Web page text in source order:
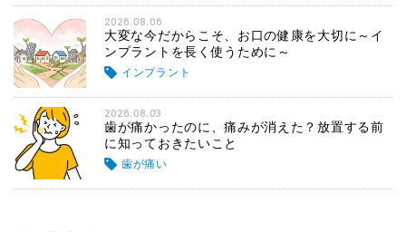
2026.08.06
大変な今だからこそ、お口の健康を大切に～イ
ンプラントを長く使うために～
インプラント
2026.08.03
歯が痛かったのに、痛みが消えた？放置する前
に知っておきたいこと
歯が痛い